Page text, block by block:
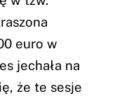
euro w
jechała na
że te sesje